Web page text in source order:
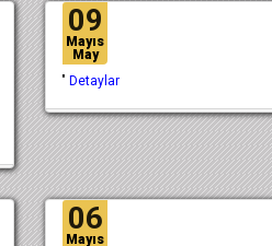
09
Mayıs
May
" Detaylar
06
Mayıs